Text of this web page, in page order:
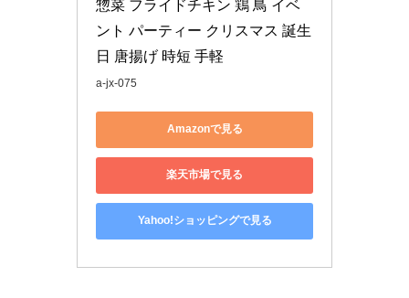
惣菜 フライドチキン 鶏 鳥 イベ
ント パーティー クリスマス 誕生
日 唐揚げ 時短 手軽
a-jx-075
Amazonで見る
楽天市場で見る
Yahoo!ショッピングで見る